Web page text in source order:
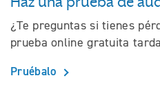
¿Te preguntas si tienes
prueba online gratuita
Pruébalo